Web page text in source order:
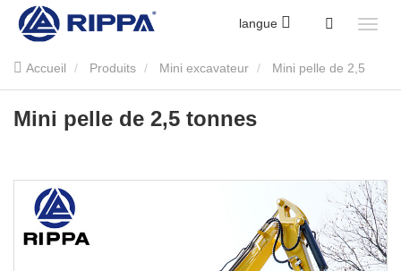
langue
Accueil Produits Mini excavateur Mini pelle de 2,5
tonnes Mini pelle de 2,5 tonnes
Mini pelle de 2,5 tonnes